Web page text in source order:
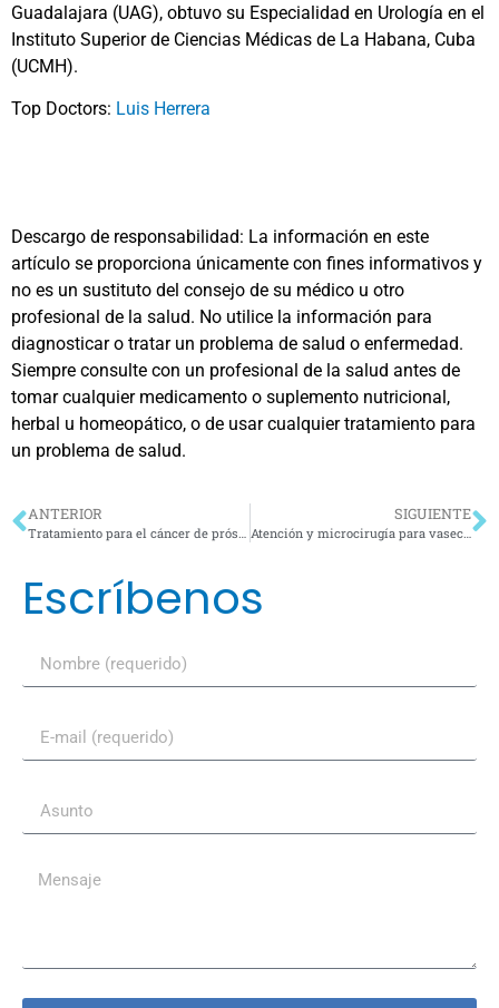
Guadalajara (UAG), obtuvo su Especialidad en Urología en el
Instituto Superior de Ciencias Médicas de La Habana, Cuba
(UCMH).
Top Doctors: Luis Herrera
Descargo de responsabilidad: La información en este
artículo se proporciona únicamente con fines informativos y
no es un sustituto del consejo de su médico u otro
profesional de la salud. No utilice la información para
diagnosticar o tratar un problema de salud o enfermedad.
Siempre consulte con un profesional de la salud antes de
tomar cualquier medicamento o suplemento nutricional,
herbal u homeopático, o de usar cualquier tratamiento para
un problema de salud.
ANTERIOR SIGUIENTE
Atención y microcirugía para vasectomía reversible en México
Escríbenos